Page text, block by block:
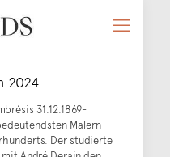
2024
31.12.1869-
Malern
Der studierte